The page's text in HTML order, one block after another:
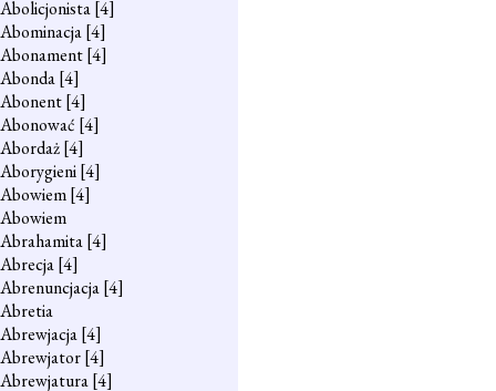
Abolicjonista[4]
Abominacja[4]
Abonament[4]
Abonda[4]
Abonent[4]
Abonować [4]
Abordaż[4]
Aborygieni[4]
Abowiem[4]
Abowiem
Abrahamita[4]
Abrecja[4]
Abrenuncjacja[4]
Abretia
Abrewjacja[4]
Abrewjator[4]
Abrewjatura[4]